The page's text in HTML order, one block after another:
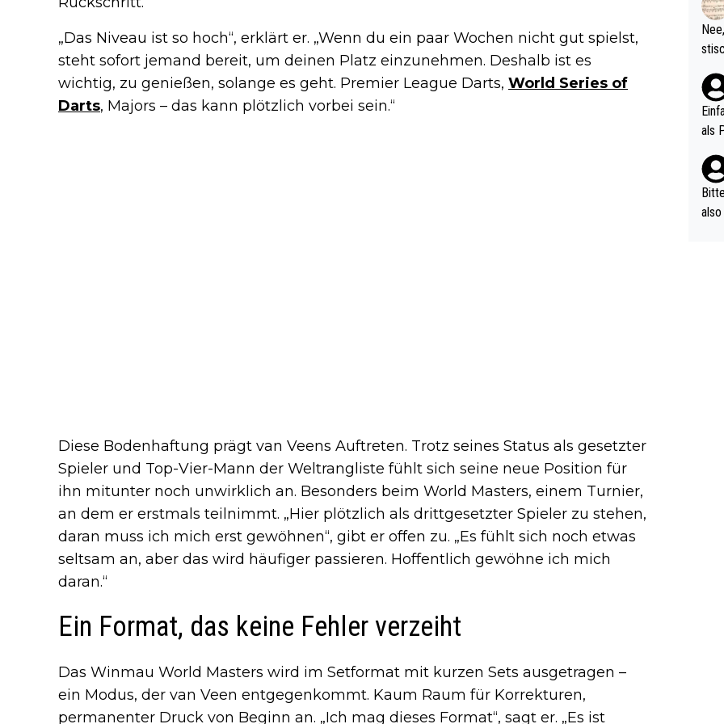
„Das Niveau ist so hoch“, erklärt er. „Wenn du ein paar Wochen nicht gut spielst,
steht sofort jemand bereit, um deinen Platz einzunehmen. Deshalb ist es
wichtig, zu genießen, solange es geht. Premier League Darts, World Series of
Darts, Majors – das kann plötzlich vorbei sein.“
Diese Bodenhaftung prägt van Veens Auftreten. Trotz seines Status als gesetzter
Spieler und Top-Vier-Mann der Weltrangliste fühlt sich seine neue Position für
ihn mitunter noch unwirklich an. Besonders beim World Masters, einem Turnier,
an dem er erstmals teilnimmt. „Hier plötzlich als drittgesetzter Spieler zu stehen,
daran muss ich mich erst gewöhnen“, gibt er offen zu. „Es fühlt sich noch etwas
seltsam an, aber das wird häufiger passieren. Hoffentlich gewöhne ich mich
daran.“
Ein Format, das keine Fehler verzeiht
Das Winmau World Masters wird im Setformat mit kurzen Sets ausgetragen –
ein Modus, der van Veen entgegenkommt. Kaum Raum für Korrekturen,
permanenter Druck von Beginn an. „Ich mag dieses Format“, sagt er. „Es ist
(in
als
nes
ttler
vV
als